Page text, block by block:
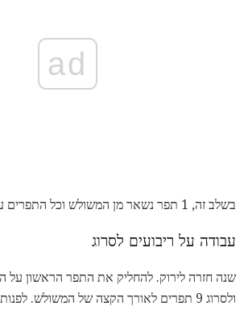
ad
בשלב זה, 1 תפר נשאר מן המשולש וכל התפרים על מחט אחת.
עבודה על ריבועים לסרוג
שנה חזרה לירוק. להחליק את התפר הראשון על
ולסרוג 9 תפרים לאורך הקצה של המשולש. לפנות.